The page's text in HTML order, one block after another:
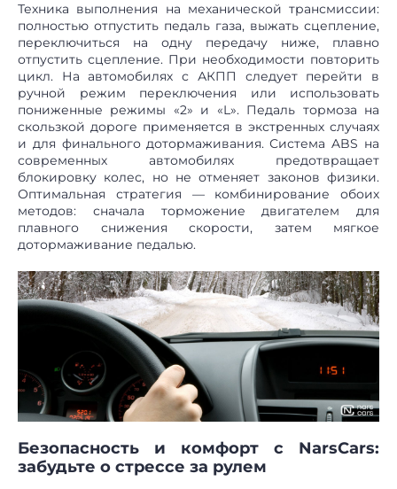
Техника выполнения на механической трансмиссии:
полностью отпустить педаль газа, выжать сцепление,
переключиться на одну передачу ниже, плавно
отпустить сцепление. При необходимости повторить
цикл. На автомобилях с АКПП следует перейти в
ручной режим переключения или использовать
пониженные режимы «2» и «L». Педаль тормоза на
скользкой дороге применяется в экстренных случаях
и для финального дотормаживания. Система ABS на
современных автомобилях предотвращает
блокировку колес, но не отменяет законов физики.
Оптимальная стратегия — комбинирование обоих
методов: сначала торможение двигателем для
плавного снижения скорости, затем мягкое
дотормаживание педалью.
Безопасность и комфорт с NarsCars:
забудьте о стрессе за рулем